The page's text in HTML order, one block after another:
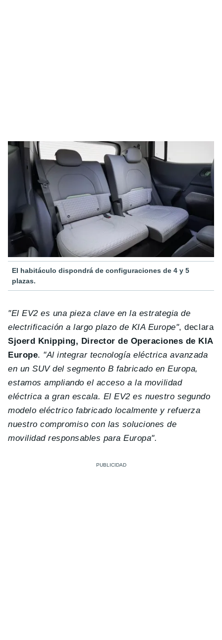
El habitáculo dispondrá de configuraciones de 4 y 5
plazas.
"El EV2 es una pieza clave en la estrategia de
electrificación a largo plazo de KIA Europe", declara
Sjoerd Knipping, Director de Operaciones de KIA
Europe. "Al integrar tecnología eléctrica avanzada
en un SUV del segmento B fabricado en Europa,
estamos ampliando el acceso a la movilidad
eléctrica a gran escala. El EV2 es nuestro segundo
modelo eléctrico fabricado localmente y refuerza
nuestro compromiso con las soluciones de
movilidad responsables para Europa".